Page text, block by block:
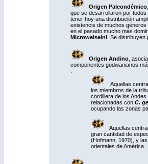
Origen Paleondémico
que se desarrollaron por
tener hoy una distribución
existencis de muchos
en el pasado mucho más
Microweiseini . Se
Origen Andino ,
componentes godwanianos
:
Aquellas
los miembros de la
cordillera de los Andes
relacionadas con C.
ocupando las zonas
Aquellas
gran cantidad de
(Hofmann, 1970), y las
orientales de América. .